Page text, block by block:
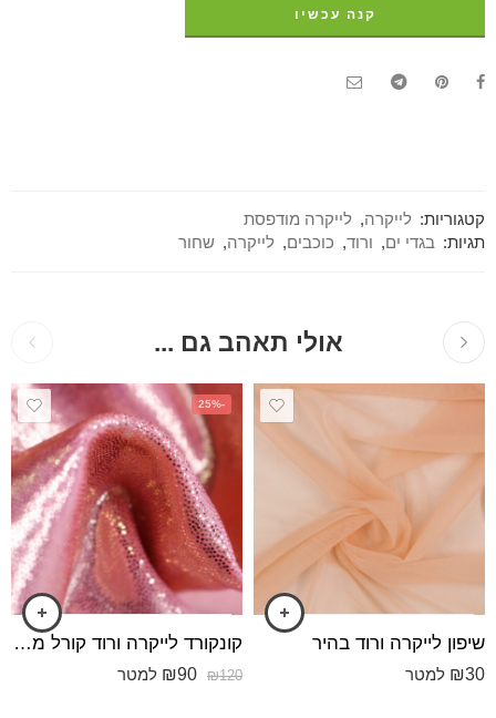
קנה עכשיו
קטגוריות: לייקרה, לייקרה מודפסת
תגיות: בגדי ים, ורוד, כוכבים, לייקרה, שחור
אולי תאהב גם ...
שיפון לייקרה ורוד בהיר
₪30 למטר
-25%
קונקורד לייקרה ורוד קורל מבריק
₪120
₪90 למטר